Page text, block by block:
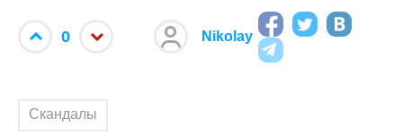
0 Nikolay
Скандалы